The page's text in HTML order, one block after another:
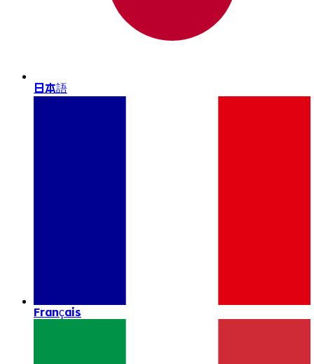
日本語
Français